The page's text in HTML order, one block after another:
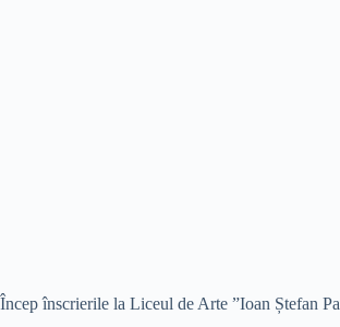
Încep înscrierile la Liceul de Arte ”Ioan Ștefan